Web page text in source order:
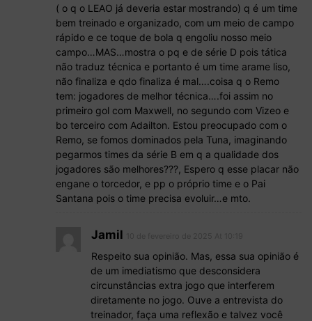
( o q o LEAO já deveria estar mostrando) q é um time
bem treinado e organizado, com um meio de campo
rápido e ce toque de bola q engoliu nosso meio
campo…MAS…mostra o pq e de série D pois tática
não traduz técnica e portanto é um time arame liso,
não finaliza e qdo finaliza é mal….coisa q o Remo
tem: jogadores de melhor técnica….foi assim no
primeiro gol com Maxwell, no segundo com Vizeo e
bo terceiro com Adailton. Estou preocupado com o
Remo, se fomos dominados pela Tuna, imaginando
pegarmos times da série B em q a qualidade dos
jogadores são melhores???, Espero q esse placar não
engane o torcedor, e pp o próprio time e o Pai
Santana pois o time precisa evoluir…e mto.
Jamil
Respeito sua opinião. Mas, essa sua opinião é
de um imediatismo que desconsidera
circunstâncias extra jogo que interferem
diretamente no jogo. Ouve a entrevista do
treinador, faça uma reflexão e talvez você